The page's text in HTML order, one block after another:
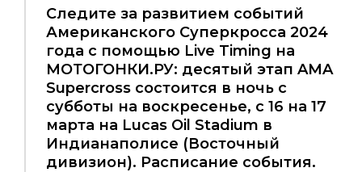
Следите за развитием событий
Американского Суперкросса 2024
года с помощью Live Timing на
МОТОГОНКИ.РУ: десятый этап AMA
Supercross состоится в ночь с
субботы на воскресенье, с 16 на 17
марта на Lucas Oil Stadium в
Индианаполисе (Восточный
дивизион). Расписание события.